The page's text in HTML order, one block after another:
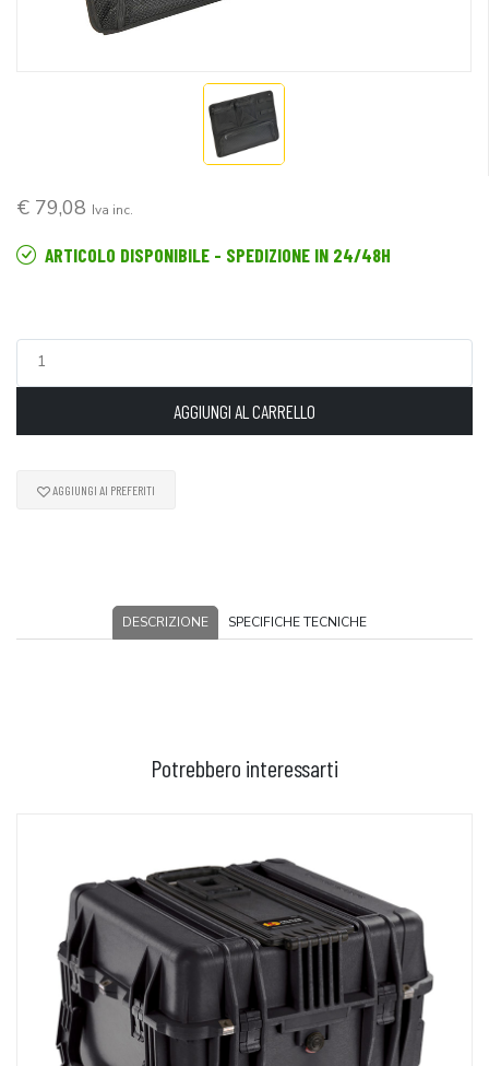
€ 79,08 Iva inc.
ARTICOLO DISPONIBILE - SPEDIZIONE IN 24/48H
AGGIUNGI AL CARRELLO
AGGIUNGI AI PREFERITI
DESCRIZIONE SPECIFICHE TECNICHE
Potrebbero interessarti
AGGIUNGI AL CARRELLO